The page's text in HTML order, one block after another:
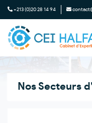
+213 (0)20 28 14 94
Nos Secteurs